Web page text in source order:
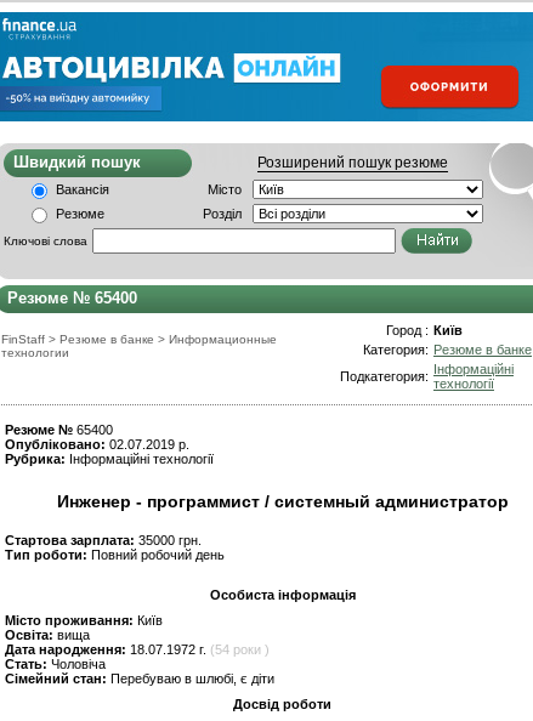
Швидкий пошук Розширений пошук резюме
Вакансія
Місто
Резюме
Розділ
Ключові слова
Резюме № 65400
FinStaff > Резюме в банке > Информационные
технологии
Город : Київ
Категория: Резюме в банке
Подкатегория: Інформаційні
технології
Резюме № 65400
Опубліковано: 02.07.2019 р.
Рубрика: Інформаційні технології
Инженер - программист / системный администратор
Стартова зарплата: 35000 грн.
Тип роботи: Повний робочий день
Особиста інформація
Місто проживання: Київ
Освіта: вища
Дата народження: 18.07.1972 г. (54 роки )
Стать: Чоловіча
Сімейний стан: Перебуваю в шлюбі, є діти
Досвід роботи